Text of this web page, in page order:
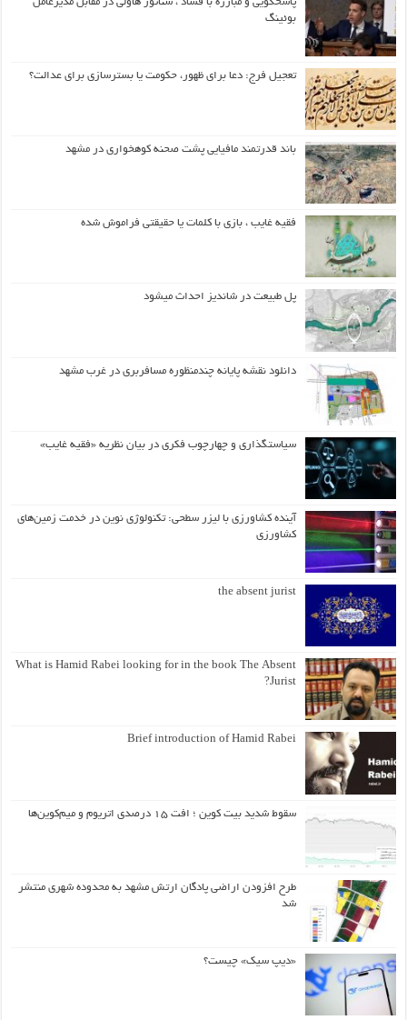
بوئینگ
تعجیل فرج: دعا برای ظهور، حکومت یا بسترسازی برای عدالت؟
باند قدرتمند مافیایی پشت صحنه کوهخواری در مشهد
فقیه غایب ، بازی با کلمات یا حقیقتی فراموش شده
پل طبیعت در شاندیز احداث میشود
دانلود نقشه پایانه چندمنظوره مسافربری در غرب مشهد
سیاستگذاری و چهارچوب فکری در بیان نظریه «فقیه غایب»
آینده کشاورزی با لیزر سطحی: تکنولوژی نوین در خدمت زمین‌های
کشاورزی
the absent jurist
What is Hamid Rabei looking for in the book The Absent
Jurist?
Brief introduction of Hamid Rabei
سقوط شدید بیت کوین ؛ افت ۱۵ درصدی اتریوم و میم‌کوین‌ها
طرح افزودن اراضی پادگان ارتش مشهد به محدوده شهری منتشر
شد
«دیپ سیک» چیست؟